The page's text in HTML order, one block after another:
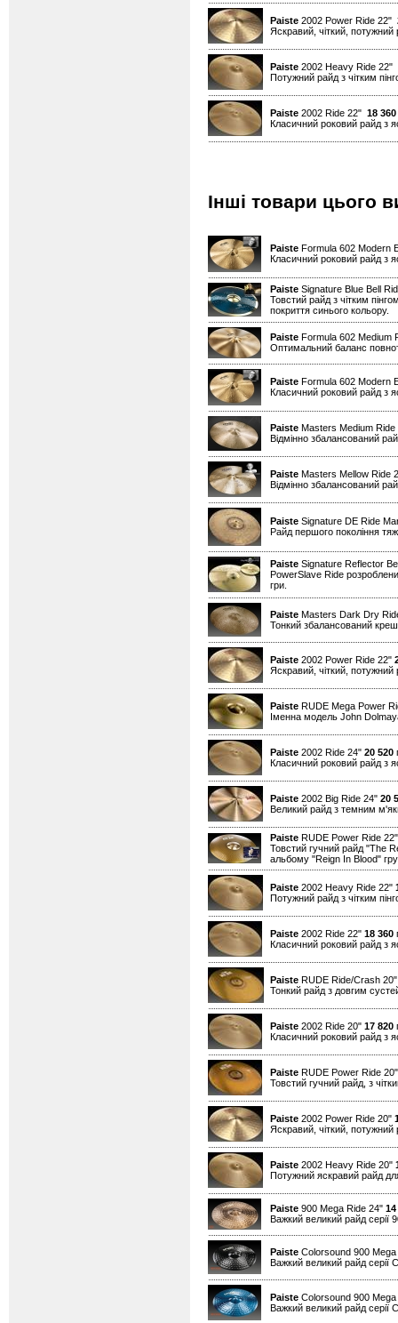
Paiste 2002 Power Ride 22"
Яскравий, чіткий, потужний
Paiste 2002 Heavy Ride 22"
Потужний райд з чітким
Paiste 2002 Ride 22" 18 360
Класичний роковий райд з
Інші товари цього
Paiste Formula 602 Modern
Класичний роковий райд з
Paiste Signature Blue Bell
Товстий райд з чітким
покриття синього кольору.
Paiste Formula 602 Medium
Оптимальний баланс
Paiste Formula 602 Modern
Класичний роковий райд з
Paiste Masters Medium
Відмінно збалансований
Paiste Masters Mellow Ride
Відмінно збалансований
Paiste Signature DE Ride
Райд першого покоління
Paiste Signature Reflector
PowerSlave Ride
гри.
Paiste Masters Dark Dry
Тонкий збалансований креш
Paiste 2002 Power Ride 22"
Яскравий, чіткий, потужний
Paiste RUDE Mega Power
Іменна модель John
Paiste 2002 Ride 24" 20 520
Класичний роковий райд з
Paiste 2002 Big Ride 24" 20
Великий райд з темним
Paiste RUDE Power Ride
Товстий гучний райд "The
альбому "Reign In Blood"
Paiste 2002 Heavy Ride 22"
Потужний райд з чітким
Paiste 2002 Ride 22" 18 360
Класичний роковий райд з
Paiste RUDE Ride/Crash
Тонкий райд з довгим
Paiste 2002 Ride 20" 17 820
Класичний роковий райд з
Paiste RUDE Power Ride
Товстий гучний райд, з
Paiste 2002 Power Ride 20"
Яскравий, чіткий, потужний
Paiste 2002 Heavy Ride 20"
Потужний яскравий райд
Paiste 900 Mega Ride 24" 14
Важкий великий райд серії
Paiste Colorsound 900
Важкий великий райд серії
Paiste Colorsound 900
Важкий великий райд серії